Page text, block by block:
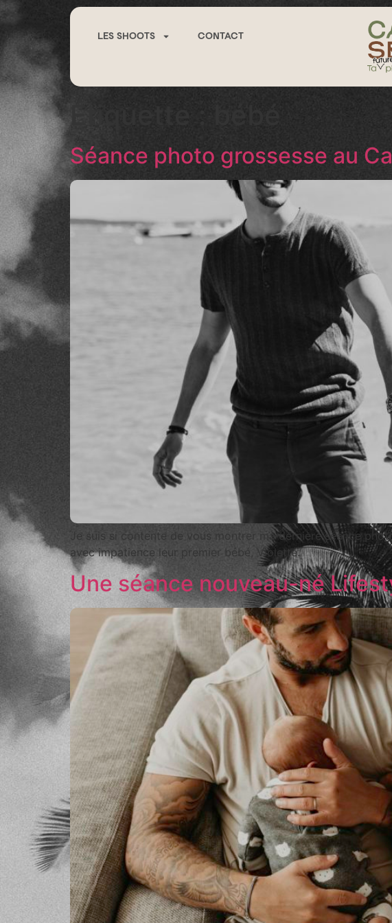
LES SHOOTS CONTACT
Étiquette :
Séance photo grossesse au
Je suis si contente de vous montrer ma dernière séance
avec impatience leur premier bébé, Violette.
Une séance nouveau-né